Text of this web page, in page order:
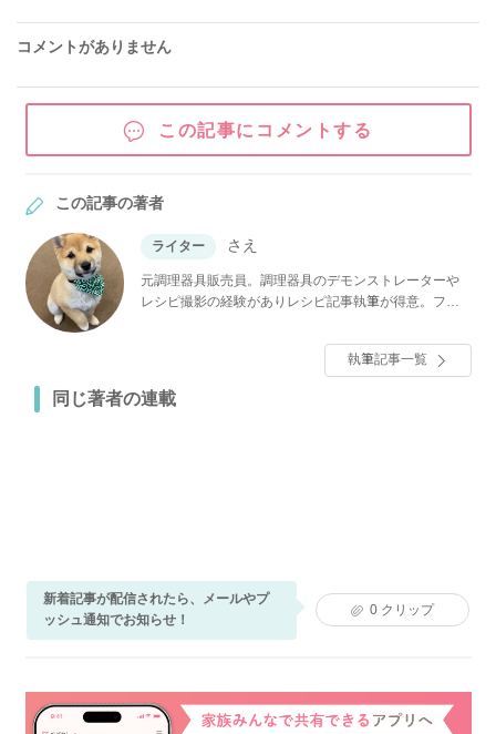
コメントがありません
この記事にコメントする
この記事の著者
ライター さえ
元調理器具販売員。調理器具のデモンストレーターや
レシピ撮影の経験がありレシピ記事執筆が得意。フー
の1児の母。アジア料理、麺類大好き。
執筆記事一覧
同じ著者の連載
新着記事が配信されたら、メールやプ
ッシュ通知でお知らせ！
0 クリップ